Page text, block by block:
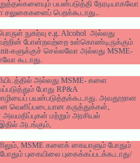
பயன்படுத்தி நேரடியாகவோ
பெறக்கூடாது..
நுகர்வு e.g. Alcohol அல்லது
போன்றவற்றை உள்கொண்டிருக்கும்
களுக்குச் செல்லவோ அல்லது MSME-
கூடாது.
அல்லது MSME- களை
போது RP&A
பயன்படுத்தக்கூடாது. அவதூறான
வெளிப்படையான கருத்துக்கள்,
மற்றும் அரசியல்
அடங்கும்,
MSME களைக் கையாளும் போதும்
போதும் புகையிலை புகைக்கப்படக்கூடாது/